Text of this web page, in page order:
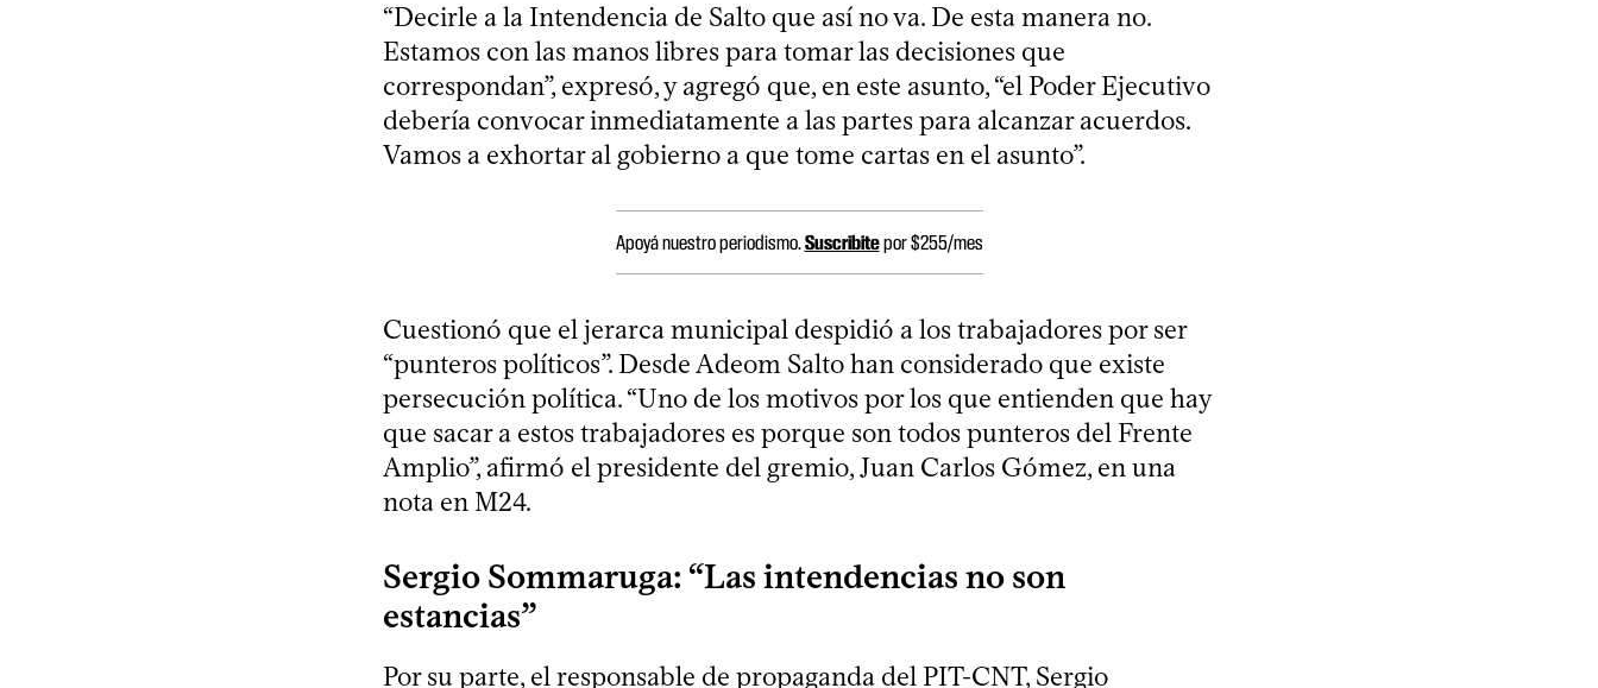
“Decirle a la Intendencia de Salto que así no va. De esta manera no.
Estamos con las manos libres para tomar las decisiones que
correspondan”, expresó, y agregó que, en este asunto, “el Poder Ejecutivo
debería convocar inmediatamente a las partes para alcanzar acuerdos.
Vamos a exhortar al gobierno a que tome cartas en el asunto”.
Apoyá nuestro periodismo.Suscribitepor $255/mes
Cuestionó que el jerarca municipal despidió a los trabajadores por ser
“punteros políticos”. Desde Adeom Salto han considerado que existe
persecución política. “Uno de los motivos por los que entienden que hay
que sacar a estos trabajadores es porque son todos punteros del Frente
Amplio”, afirmó el presidente del gremio, Juan Carlos Gómez, en una
nota en M24.
Sergio Sommaruga: “Las intendencias no son
estancias”
Por su parte, el responsable de propaganda del PIT-CNT, Sergio